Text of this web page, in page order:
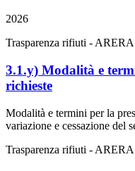
2026
Trasparenza rifiuti - ARERA
3.1.y) Modalità e
richieste
Modalità e termini per la
variazione e cessazione del
Trasparenza rifiuti - ARERA